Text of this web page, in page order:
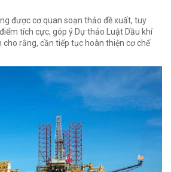
được cơ quan soạn thảo đề xuất, tuy
tích cực, góp ý Dự thảo Luật Dầu khí
cho rằng, cần tiếp tục hoàn thiện cơ chế